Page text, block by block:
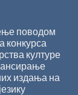
поводом
конкурса
културе
издања на